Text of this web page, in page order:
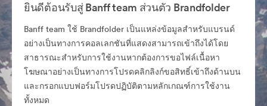
ยินดีต้อนรับสู่ Banff team ส่วนตัว Brandfolder
Banff team ใช้ Brandfolder เป็นแหล่งข้อมูลสำหรับแบรนด์
อย่างเป็นทางการคอลเลกชันที่แสดงสามารถเข้าถึงได้โดย
สาธารณะสำหรับการใช้งานหากต้องการขอไฟล์เนื้อหา
โฆษณาอย่างเป็นทางการโปรดคลิกลิงก์ขอสิทธิ์เข้าถึงด้านบน
และกรอกแบบฟอร์มโปรดปฏิบัติตามหลักเกณฑ์การใช้งาน
ทั้งหมด